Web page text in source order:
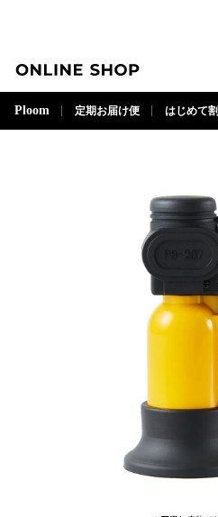
Ploom 定期お届け便 はじめて割